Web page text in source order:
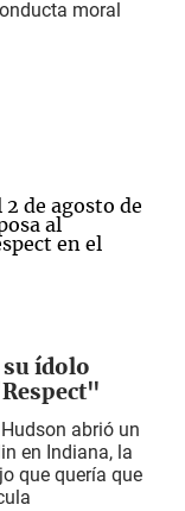
moral
ídolo
abrió un
en Indiana, la
que quería que